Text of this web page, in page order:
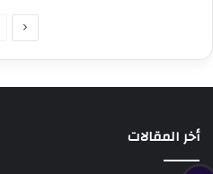
أخر المقالات